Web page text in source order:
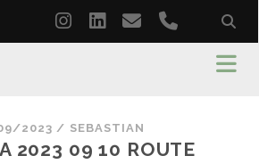
instagram
linkedin
emailphone
2023 / SEBASTIAN
2023 09 10 ROUTE